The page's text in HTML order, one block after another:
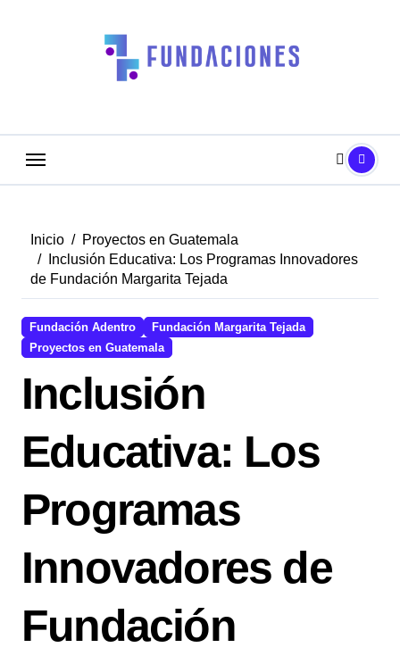
Inicio
Proyectos en Guatemala
Inclusión Educativa: Los Programas Innovadores
de Fundación Margarita Tejada
Fundación Adentro
Fundación Margarita Tejada
Proyectos en Guatemala
Inclusión
Educativa: Los
Programas
Innovadores de
Fundación